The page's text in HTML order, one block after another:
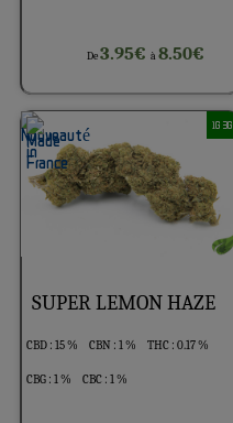
De3.95€à8.50€
1G 3G
SUPER LEMON HAZE
CBD : 15 % CBN : 1 % THC : 0.17 %
CBG : 1 % CBC : 1 %